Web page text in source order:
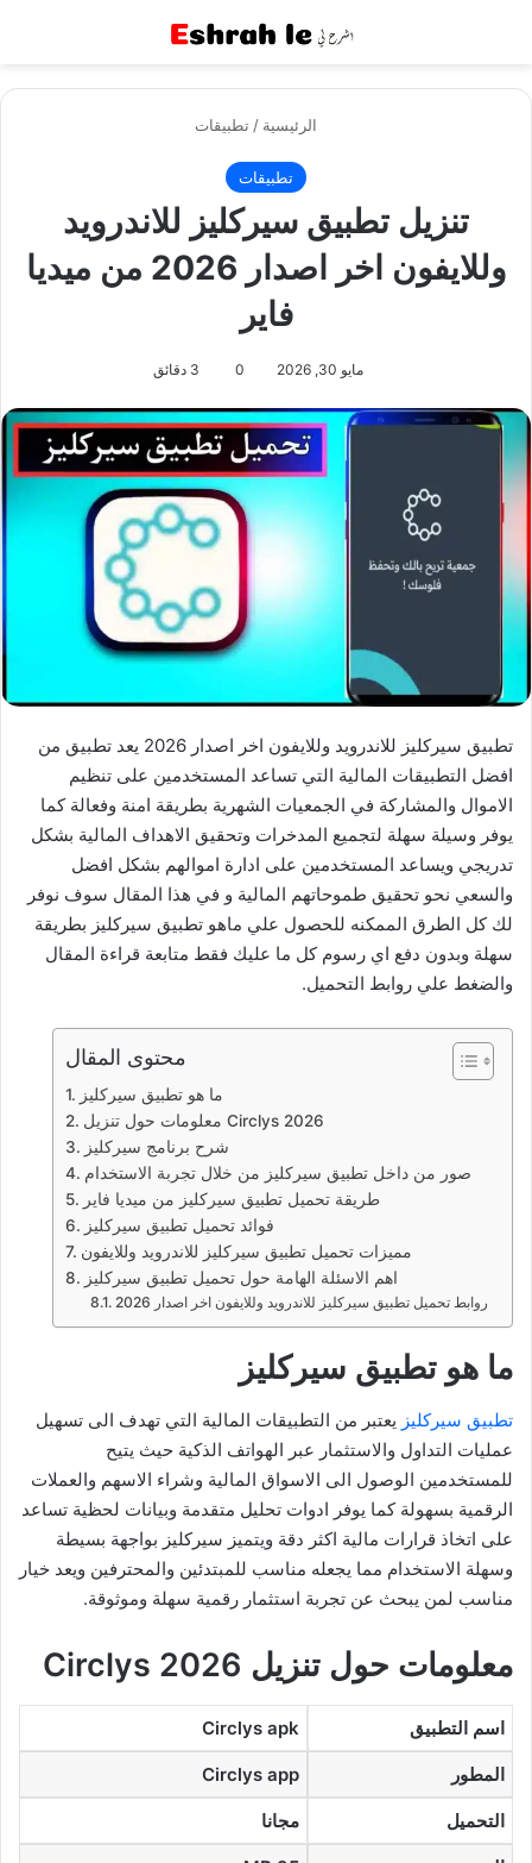
الرئيسية / تطبيقات
تطبيقات
تنزيل تطبيق سيركليز للاندرويد
وللايفون اخر اصدار 2026 من ميديا
فاير
مايو 30, 2026 0
تطبيق سيركليز للاندرويد وللايفون اخر اصدار 2026 يعد تطبيق من
افضل التطبيقات المالية التي تساعد المستخدمين على تنظيم
الاموال والمشاركة في الجمعيات الشهرية بطريقة امنة وفعالة كما
يوفر وسيلة سهلة لتجميع المدخرات وتحقيق الاهداف المالية بشكل
تدريجي ويساعد المستخدمين على ادارة اموالهم بشكل افضل
والسعي نحو تحقيق طموحاتهم المالية و في هذا المقال سوف نوفر
لك كل الطرق الممكنه للحصول علي ماهو تطبيق سيركليز بطريقة
سهلة وبدون دفع اي رسوم كل ما عليك فقط متابعة قراءة المقال
والضغط علي روابط التحميل.
محتوى المقال
ما هو تطبيق سيركليز
معلومات حول تنزيل Circlys 2026
شرح برنامج سيركليز
صور من داخل تطبيق سيركليز من خلال تجربة الاستخدام
طريقة تحميل تطبيق سيركليز من ميديا فاير
فوائد تحميل تطبيق سيركليز
مميزات تحميل تطبيق سيركليز للاندرويد وللايفون
اهم الاسئلة الهامة حول تحميل تطبيق سيركليز
روابط تحميل تطبيق سيركليز للاندرويد وللايفون اخر اصدار 2026
ما هو تطبيق سيركليز
تطبيق سيركليز يعتبر من التطبيقات المالية التي تهدف الى تسهيل
عمليات التداول والاستثمار عبر الهواتف الذكية حيث يتيح
للمستخدمين الوصول الى الاسواق المالية وشراء الاسهم والعملات
الرقمية بسهولة كما يوفر ادوات تحليل متقدمة وبيانات لحظية تساعد
على اتخاذ قرارات مالية اكثر دقة ويتميز سيركليز بواجهة بسيطة
وسهلة الاستخدام مما يجعله مناسب للمبتدئين والمحترفين ويعد خيار
مناسب لمن يبحث عن تجربة استثمار رقمية سهلة وموثوقة.
معلومات حول تنزيل Circlys 2026
اسم التطبيق Circlys apk
المطور Circlys app
التحميل مجانا